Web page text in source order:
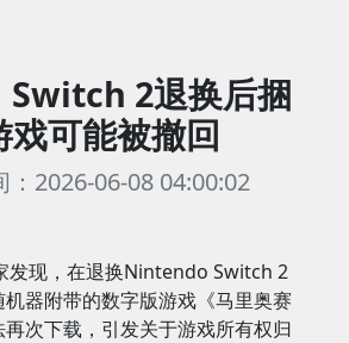
Switch 2退换后捆
戏可能被撤回
：2026-06-08 04:00:02
发现，在退换Nintendo Switch 2
器附带的数字版游戏《马里奥赛
次下载，引发关于游戏所有权归